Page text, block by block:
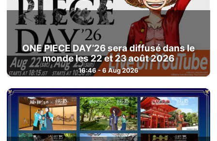
ONE PIECE DAY’26 sera diffusé dans le
monde les 22 et 23 août 2026
16:46 - 6 Aug 2026